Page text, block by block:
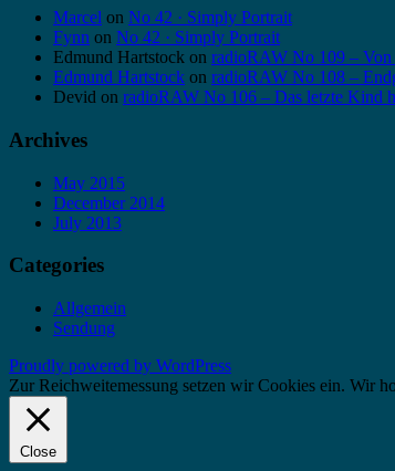
Marcel on No 42 · Simply Portrait
Fynn on No 42 · Simply Portrait
Edmund Hartstock on radioRAW No 109 – Von
Edmund Hartstock on radioRAW No 108 –
Devid on radioRAW No 106 – Das letzte Kind
Archives
May 2015
December 2014
July 2013
Categories
Allgemein
Sendung
Proudly powered by WordPress
Zur Reichweitemessung setzen wir Cookies ein. Wir
Close